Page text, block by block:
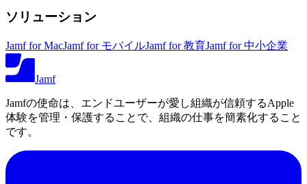
ソリューション
Jamf for MacJamf for モバイルJamf for 教育Jamf for 中小企業
Jamf
Jamfの使命は、エンドユーザーが愛し組織が信頼するApple
体験を管理・保護することで、組織の仕事を簡素化すること
です。